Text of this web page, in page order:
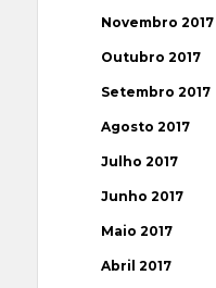
Novembro 2017
Outubro 2017
Setembro 2017
Agosto 2017
Julho 2017
Junho 2017
Maio 2017
Abril 2017